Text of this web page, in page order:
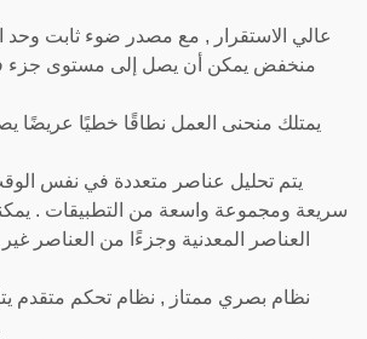
منخفض يمكن أن يصل إلى مستوى جزء
سريعة ومجموعة واسعة من التطبيقات .
العناصر المعدنية وجزءًا من العناصر